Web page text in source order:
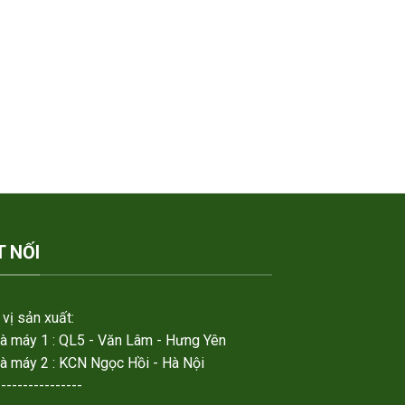
NỐI
sản xuất:
máy 1 : QL5 - Văn Lâm - Hưng Yên
máy 2 : KCN Ngọc Hồi - Hà Nội